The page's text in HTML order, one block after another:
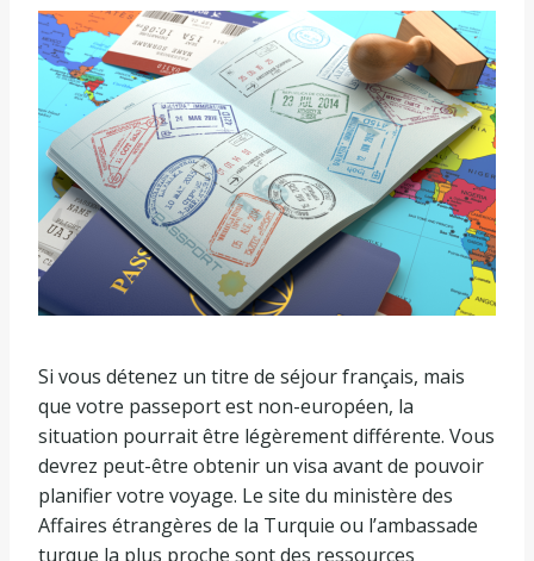
Si vous détenez un titre de séjour français, mais
que votre passeport est non-européen, la
situation pourrait être légèrement différente. Vous
devrez peut-être obtenir un visa avant de pouvoir
planifier votre voyage. Le site du ministère des
Affaires étrangères de la Turquie ou l’ambassade
turque la plus proche sont des ressources